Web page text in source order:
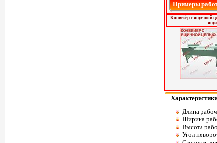
Примеры
Конвейер с ящичной
Характеристики
Длина
Ширина
Высота
Угол